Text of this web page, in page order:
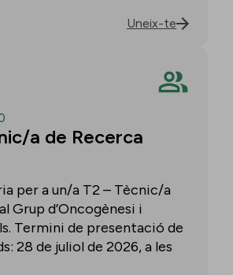
Uneix-te
a de Recerca
per a un/a T2 – Tècnic/a
Grup d’Oncogènesi i
Termini de presentació de
28 de juliol de 2026, a les